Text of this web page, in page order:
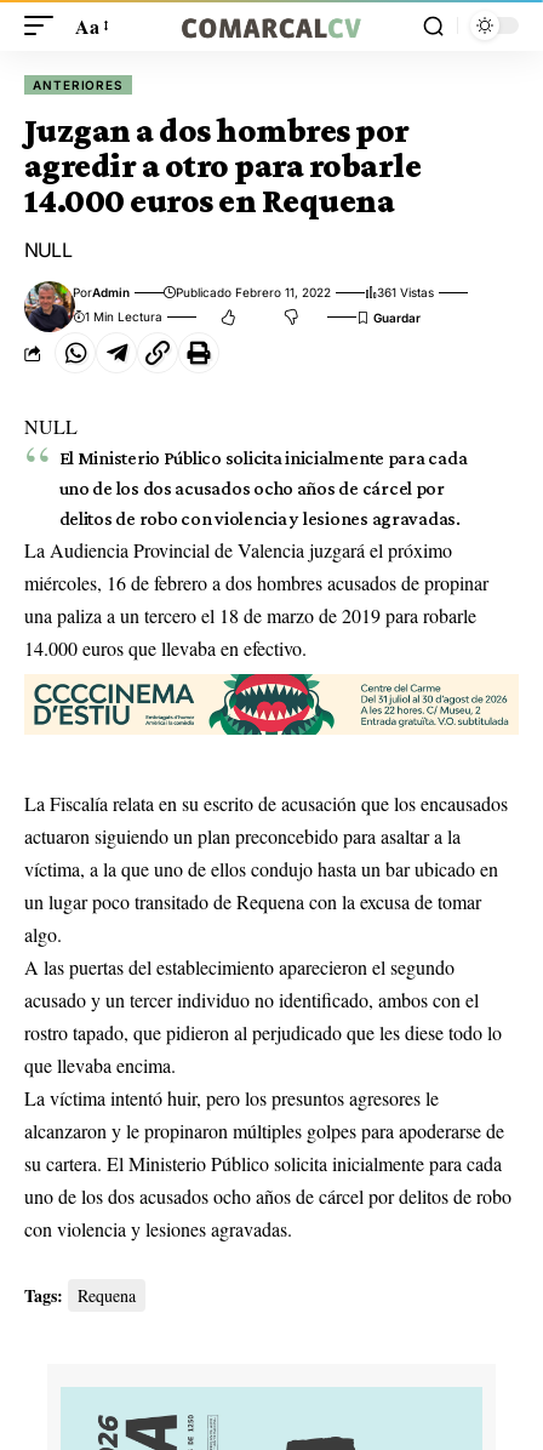
Aa
ANTERIORES
Juzgan a dos hombres por
agredir a otro para robarle
14.000 euros en Requena
NULL
PorAdmin Publicado Febrero 11, 2022
361 Vistas
1 Min Lectura
NULL
El Ministerio Público solicita inicialmente para cada
uno de los dos acusados ocho años de cárcel por
delitos de robo con violencia y lesiones agravadas.
La Audiencia Provincial de Valencia juzgará el próximo
miércoles, 16 de febrero a dos hombres acusados de propinar
una paliza a un tercero el 18 de marzo de 2019 para robarle
14.000 euros que llevaba en efectivo.
La Fiscalía relata en su escrito de acusación que los encausados
actuaron siguiendo un plan preconcebido para asaltar a la
víctima, a la que uno de ellos condujo hasta un bar ubicado en
un lugar poco transitado de Requena con la excusa de tomar
algo.
A las puertas del establecimiento aparecieron el segundo
acusado y un tercer individuo no identificado, ambos con el
rostro tapado, que pidieron al perjudicado que les diese todo lo
que llevaba encima.
La víctima intentó huir, pero los presuntos agresores le
alcanzaron y le propinaron múltiples golpes para apoderarse de
su cartera. El Ministerio Público solicita inicialmente para cada
uno de los dos acusados ocho años de cárcel por delitos de robo
con violencia y lesiones agravadas.
Tags: Requena